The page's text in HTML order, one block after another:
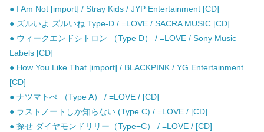
● I Am Not [import] / Stray Kids / JYP Entertainment [CD]
● ズルいよ ズルいね Type-D / =LOVE / SACRA MUSIC [CD]
● ウィークエンドシトロン （Type D） / =LOVE / Sony Music
Labels [CD]
● How You Like That [import] / BLACKPINK / YG Entertainment
[CD]
● ナツマトぺ （Type A） / =LOVE / [CD]
● ラストノートしか知らない (Type C) / =LOVE / [CD]
● 探せ ダイヤモンドリリー（Type−C） / =LOVE / [CD]